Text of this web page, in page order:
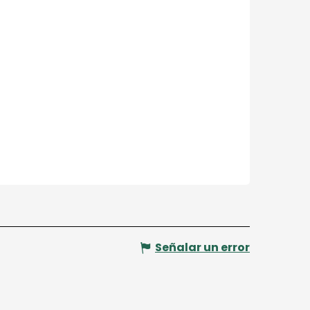
Señalar un error